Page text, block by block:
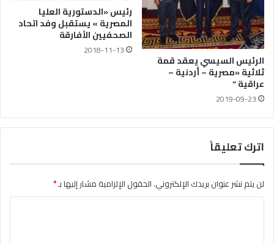
الرئيس السيسي يعقد قمة
ثلاثية «مصرية – أردنية –
عراقية “
2019-09-23
رئيس «الدستورية العليا
المصرية » يستقبل وفد اتحاد
الصحفيين الأفارقة
2018-11-13
اترك تعليقاً
لن يتم نشر عنوان بريدك الإلكتروني.الحقول الإلزامية مشار إليها بـ*